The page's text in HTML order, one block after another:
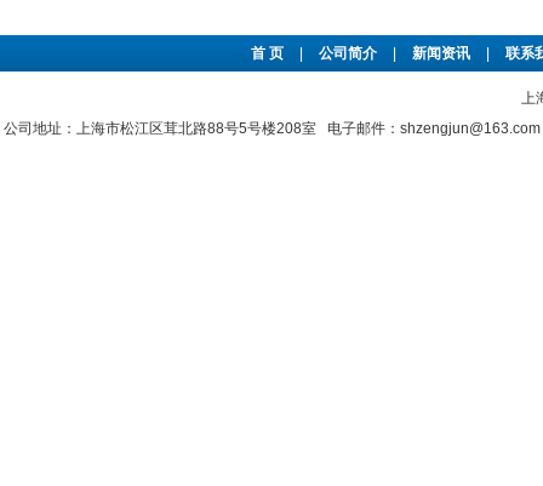
首 页 公司简介 新闻资讯 联系
上
公司地址：上海市松江区茸北路88号5号楼208室 电子邮件：